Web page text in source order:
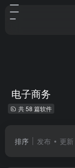
电子商务
共 58 篇软件
排序 发布 更新